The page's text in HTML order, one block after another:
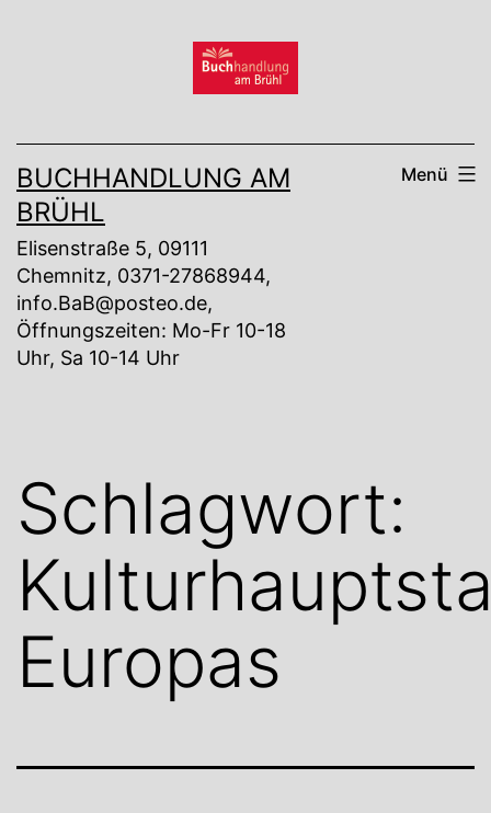
BUCHHANDLUNG AM
BRÜHL
Elisenstraße 5, 09111
Chemnitz, 0371-27868944,
info.BaB@posteo.de,
Öffnungszeiten: Mo-Fr 10-18
Uhr, Sa 10-14 Uhr
Menü
Schlagwort:
Europas